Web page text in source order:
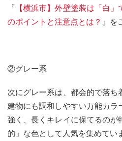
『 【横浜市】外壁塗装は「白
のポイントと注意点とは？ 』を
②グレー系
次にグレー系は、都会的で落
建物にも調和しやすい万能カラ
強く、長くキレイに保てるのが
的」な色として人気を集めてい